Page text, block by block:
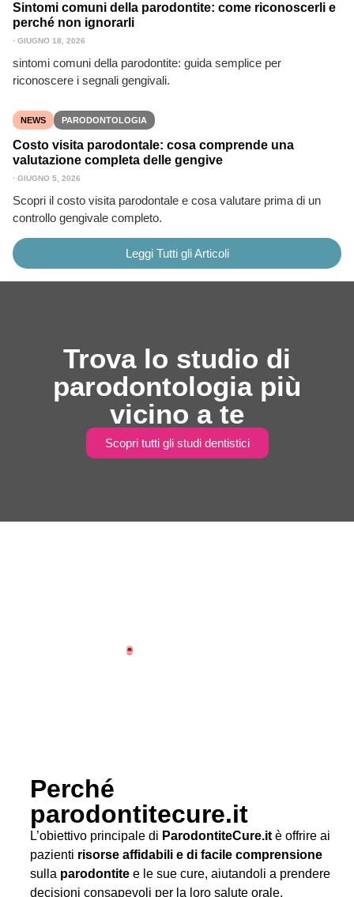
Sintomi comuni della parodontite: come riconoscerli e
perché non ignorarli
⋅ GIUGNO 18, 2026
sintomi comuni della parodontite: guida semplice per
riconoscere i segnali gengivali.
NEWS PARODONTOLOGIA
Costo visita parodontale: cosa comprende una
valutazione completa delle gengive
⋅ GIUGNO 5, 2026
Scopri il costo visita parodontale e cosa valutare prima di un
controllo gengivale completo.
Leggi Tutti gli Articoli
Trova lo studio di
parodontologia più
vicino a te
Scopri tutti gli studi dentistici
Perché
parodontitecure.it
L’obiettivo principale di ParodontiteCure.it è offrire ai
pazienti risorse affidabili e di facile comprensione
sulla parodontite e le sue cure, aiutandoli a prendere
decisioni consapevoli per la loro salute orale.